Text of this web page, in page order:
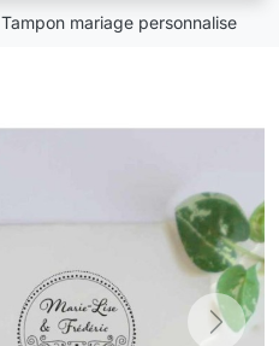
Tampon mariage personnalise
Next